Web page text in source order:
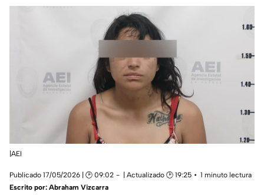
|AEI
Publicado 17/05/2026 | 🕑 09:02 | Actualizado 🕑 19:25
1 minuto lectura
Escrito por: Abraham Vizcarra